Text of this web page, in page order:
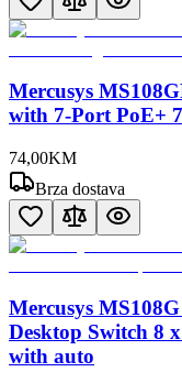
Mercusys
with 7-Port PoE+
74,00KM
Brza dostava
Mercusys
Desktop Switch 8
with auto